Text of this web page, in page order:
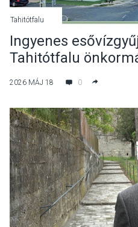
Tahitótfalu
Ingyenes
Tahitótfalu
2026 MÁJ 18 0